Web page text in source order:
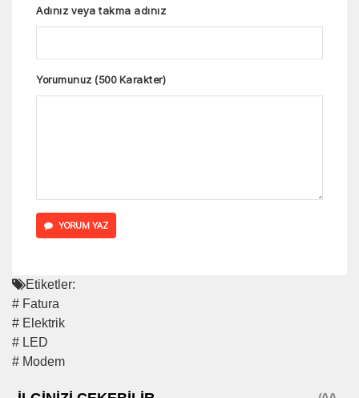
Adınız veya takma adınız
Yorumunuz (500 Karakter)
YORUM YAZ
Etiketler:
# Fatura
# Elektrik
# LED
# Modem